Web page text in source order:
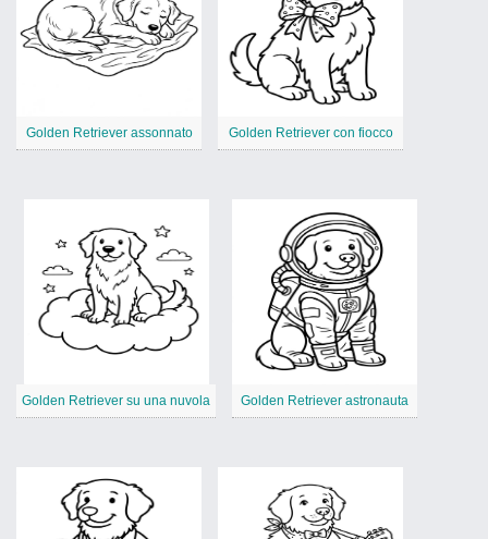
Golden Retriever assonnato Golden Retriever con fiocco
Golden Retriever su una nuvola Golden Retriever astronauta